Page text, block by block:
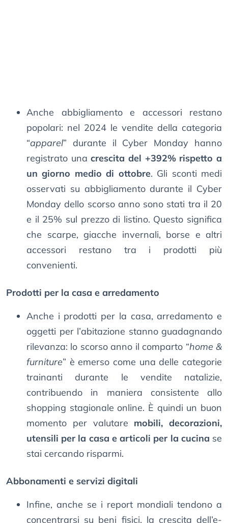
Anche abbigliamento e accessori restano
popolari: nel 2024 le vendite della categoria
“apparel” durante il Cyber Monday hanno
registrato unacrescita del +392% rispetto a
un giorno medio di ottobre. Gli sconti medi
osservati su abbigliamento durante il Cyber
Monday dello scorso anno sono stati tra il 20
e il 25% sul prezzo di listino. Questo significa
che scarpe, giacche invernali, borse e altri
accessori restano tra i prodotti più
convenienti.
Prodotti per la casa e arredamento
Anche i prodotti per la casa, arredamento e
oggetti per l’abitazione stanno guadagnando
rilevanza: lo scorso anno il comparto “home &
furniture” è emerso come una delle categorie
trainanti durante le vendite natalizie,
contribuendo in maniera consistente allo
shopping stagionale online. È quindi un buon
momento per valutare mobili, decorazioni,
utensili per la casa e articoli per la cucina se
stai cercando risparmi.
Abbonamenti e servizi digitali
Infine, anche se i report mondiali tendono a
concentrarsi su beni fisici, la crescita dell’e-